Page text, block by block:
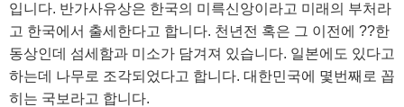
입니다. 반가사유상은 한국의 미륵신앙이라고 미래의 부처라
고 한국에서 출세한다고 합니다. 천년전 혹은 그 이전에 ??한
동상인데 섬세함과 미소가 담겨져 있습니다. 일본에도 있다고
하는데 나무로 조각되었다고 합니다. 대한민국에 몇번째로 꼽
히는 국보라고 합니다.